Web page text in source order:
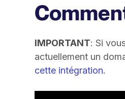
IMPORTANT: Si
actuellement un
cette intégration.